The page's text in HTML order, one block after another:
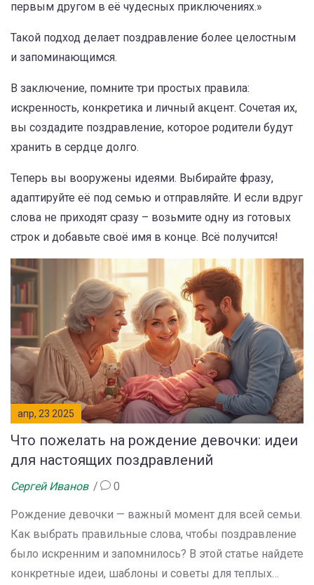
первым другом в её чудесных приключениях.»
Такой подход делает поздравление более целостным
и запоминающимся.
В заключение, помните три простых правила:
искренность, конкретика и личный акцент. Сочетая их,
вы создадите поздравление, которое родители будут
хранить в сердце долго.
Теперь вы вооружены идеями. Выбирайте фразу,
адаптируйте её под семью и отправляйте. И если вдруг
слова не приходят сразу – возьмите одну из готовых
строк и добавьте своё имя в конце. Всё получится!
апр, 23 2025
Что пожелать на рождение девочки: идеи
для настоящих поздравлений
Сергей Иванов 0
Рождение девочки — важный момент для всей семьи.
Как выбрать правильные слова, чтобы поздравление
было искренним и запомнилось? В этой статье найдете
конкретные идеи, шаблоны и советы для теплых